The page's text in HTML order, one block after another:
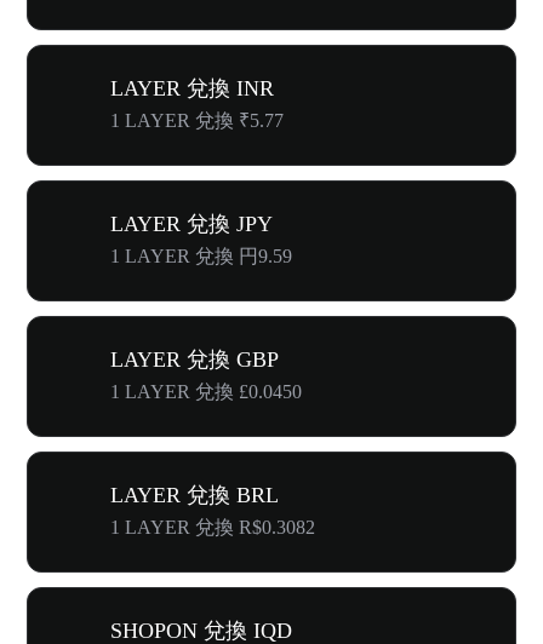
LAYER 兌換 INR
1 LAYER 兌換 ₹5.77
LAYER 兌換 JPY
1 LAYER 兌換 円9.59
LAYER 兌換 GBP
1 LAYER 兌換 £0.0450
LAYER 兌換 BRL
1 LAYER 兌換 R$0.3082
SHOPON 兌換 IQD